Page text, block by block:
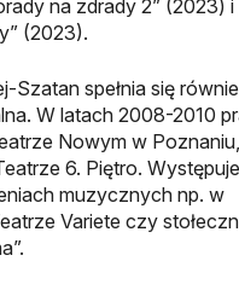
na zdrady 2” (2023) i
(2023).
Szatan spełnia się
W latach 2008-2010
Nowym w
6. Piętro.
muzycznych np. w
Variete czy